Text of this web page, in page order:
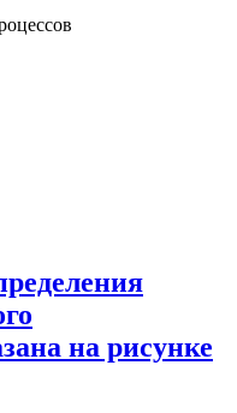
на рисунке